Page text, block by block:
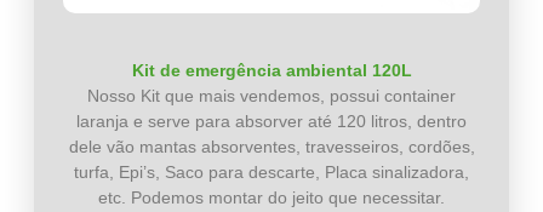
Kit de emergência ambiental 120L
Nosso Kit que mais vendemos, possui container
laranja e serve para absorver até 120 litros, dentro
dele vão mantas absorventes, travesseiros, cordões,
turfa, Epi’s, Saco para descarte, Placa sinalizadora,
etc. Podemos montar do jeito que necessitar.